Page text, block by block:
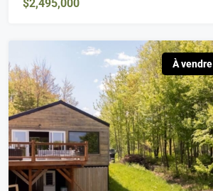
$2,495,000
À vendre